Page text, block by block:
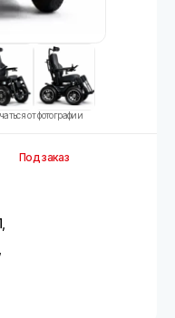
от фотографии
Под заказ